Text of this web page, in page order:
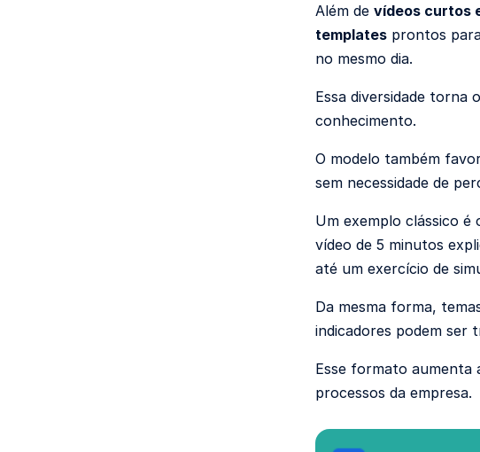
Além de vídeos curtos
templates prontos
no mesmo dia.
Essa diversidade torna
conhecimento.
O modelo também
sem necessidade de
Um exemplo clássico é
vídeo de 5 minutos
até um exercício de
Da mesma forma,
indicadores podem ser
Esse formato aumenta
processos da empresa.